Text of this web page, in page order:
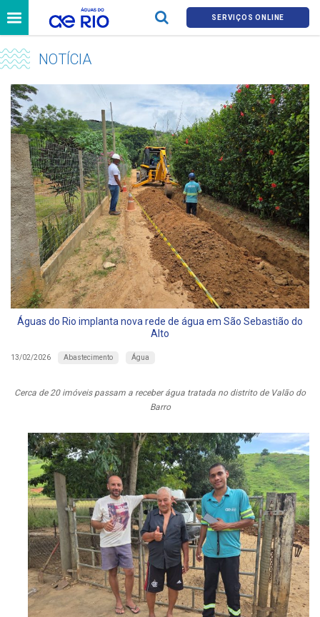
SERVIÇOS ONLINE
NOTÍCIA
Águas do Rio implanta nova rede de água em São Sebastião do
Alto
13/02/2026 Abastecimento Água
Cerca de 20 imóveis passam a receber água tratada no distrito de Valão do
Barro